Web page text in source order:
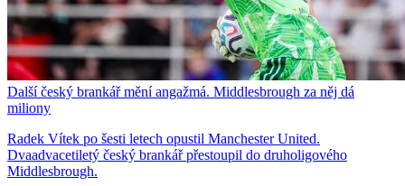
Další český brankář mění angažmá. Middlesbrough za něj dá
miliony
Radek Vítek po šesti letech opustil Manchester United.
Dvaadvacetiletý český brankář přestoupil do druholigového
Middlesbrough.